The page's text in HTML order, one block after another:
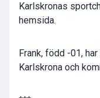
Karlskronas
hemsida.
Frank, född -01,
Karlskrona och